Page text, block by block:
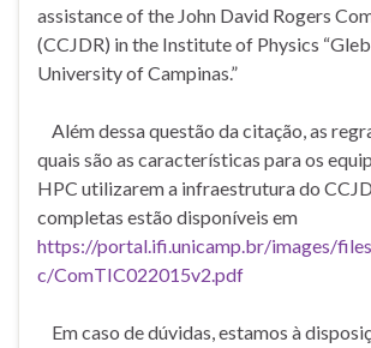
assistance of the John David Rogers
(CCJDR) in the Institute of Physics
University of Campinas.”
Além dessa questão da citação, as
quais são as características para os
HPC utilizarem a infraestrutura do
completas estão disponíveis em
https://portal.ifi.unicamp.br/images/
c/ComTIC022015v2.pdf
Em caso de dúvidas, estamos à